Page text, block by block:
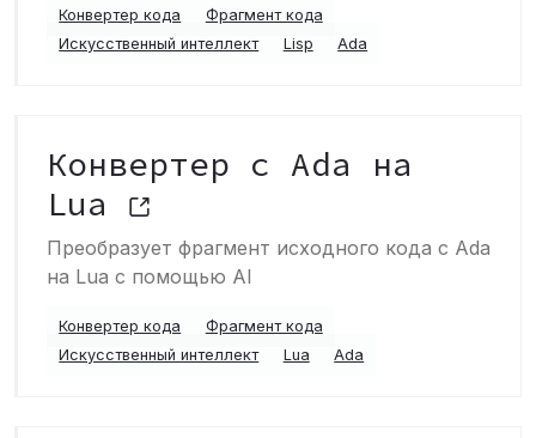
Конвертер кода
Фрагмент кода
Искусственный интеллект
Lisp Ada
Конвертер с Ada на
Lua
Преобразует фрагмент исходного кода с Ada
на Lua с помощью AI
Конвертер кода
Фрагмент кода
Искусственный интеллект
Lua Ada